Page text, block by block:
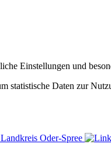
Einstellungen und
statistische Daten zur